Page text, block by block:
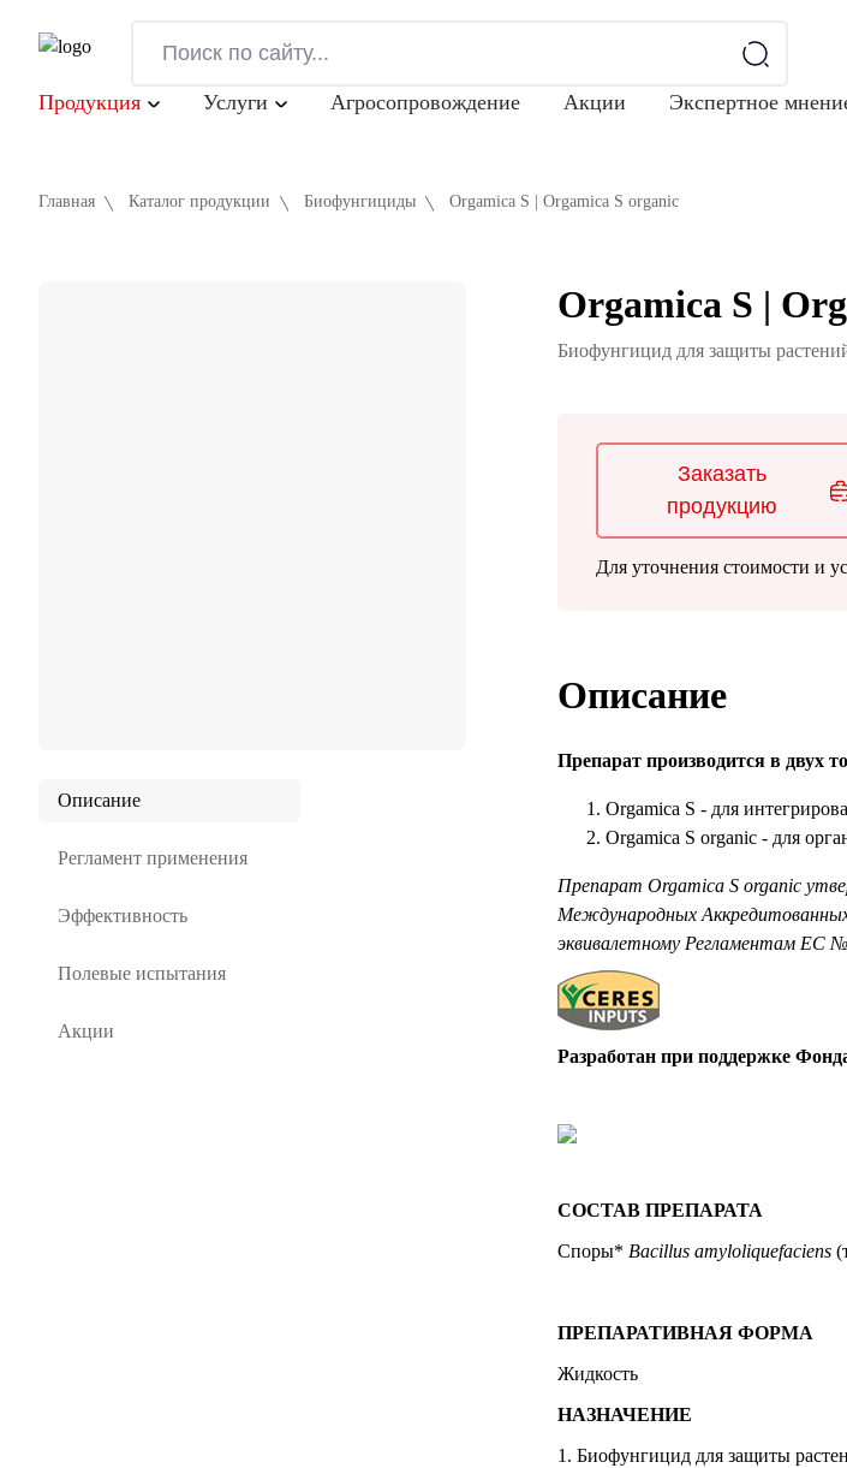
Продукция Услуги Агросопровождение Акции Экспертное
Главная Каталог продукции Биофунгициды Orgamica S | Orgamica S organic
Описание
Регламент применения
Эффективность
Полевые испытания
Акции
Orgamica S |
Биофунгицид для защиты
Заказать
продукцию
Для уточнения стоимости и
Описание
Препарат производится в двух
Orgamica S - для
Orgamica S organic - для
Препарат Orgamica S organic
Международных Аккредитованных
эквивалетному Регламентам ЕС
Разработан при поддержке
СОСТАВ ПРЕПАРАТА
Споры* Bacillus amyloliquefaciens
ПРЕПАРАТИВНАЯ ФОРМА
Жидкость
НАЗНАЧЕНИЕ
1. Биофунгицид для защиты